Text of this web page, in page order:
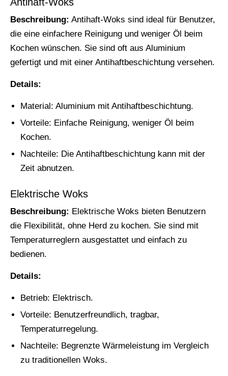
Beschreibung: Antihaft-Woks sind ideal für Benutzer,
die eine einfachere Reinigung und weniger Öl beim
Kochen wünschen. Sie sind oft aus Aluminium
gefertigt und mit einer Antihaftbeschichtung versehen.
Details:
Material: Aluminium mit Antihaftbeschichtung.
Vorteile: Einfache Reinigung, weniger Öl beim
Kochen.
Nachteile: Die Antihaftbeschichtung kann mit der
Zeit abnutzen.
Elektrische Woks
Beschreibung: Elektrische Woks bieten Benutzern
die Flexibilität, ohne Herd zu kochen. Sie sind mit
Temperaturreglern ausgestattet und einfach zu
bedienen.
Details:
Betrieb: Elektrisch.
Vorteile: Benutzerfreundlich, tragbar,
Temperaturregelung.
Nachteile: Begrenzte Wärmeleistung im Vergleich
zu traditionellen Woks.